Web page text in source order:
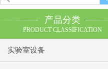
产品分类
PRODUCT CLASSIFICATION
实验室设备